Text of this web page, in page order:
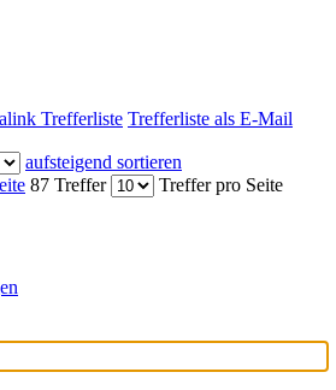
Trefferliste Trefferliste als E-Mail
aufsteigend sortieren
87 Treffer Treffer pro Seite